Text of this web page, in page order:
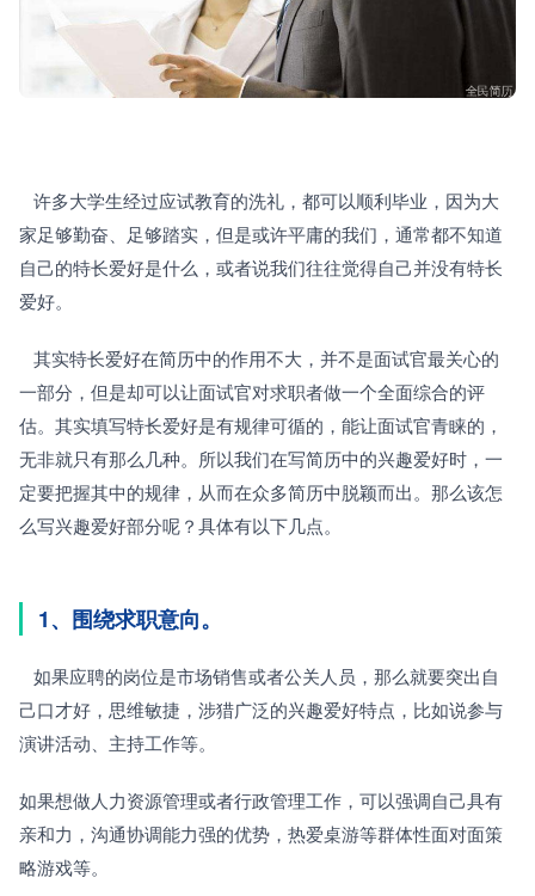
家足够勤奋、足够踏实，但是或许平庸的我们，通常都不知道
自己的特长爱好是什么，或者说我们往往觉得自己并没有特长
爱好。
一部分，但是却可以让面试官对求职者做一个全面综合的评
估。其实填写特长爱好是有规律可循的，能让面试官青睐的，
无非就只有那么几种。所以我们在写简历中的兴趣爱好时，一
定要把握其中的规律，从而在众多简历中脱颖而出。那么该怎
么写兴趣爱好部分呢？具体有以下几点。
1、围绕求职意向。
己口才好，思维敏捷，涉猎广泛的兴趣爱好特点，比如说参与
演讲活动、主持工作等。
如果想做人力资源管理或者行政管理工作，可以强调自己具有
亲和力，沟通协调能力强的优势，热爱桌游等群体性面对面策
略游戏等。